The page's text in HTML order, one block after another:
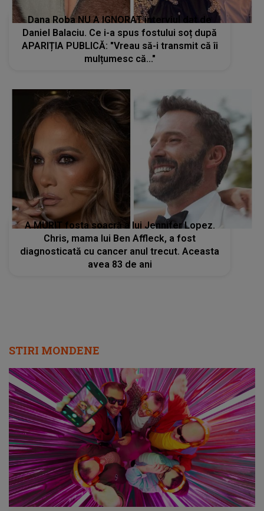
Dana Roba NU A IGNORAT interviul dat de
Daniel Balaciu. Ce i-a spus fostului soț după
APARIȚIA PUBLICĂ: "Vreau să-i transmit că îi
mulțumesc că..."
A MURIT fosta soacră a lui Jennifer Lopez.
Chris, mama lui Ben Affleck, a fost
diagnosticată cu cancer anul trecut. Aceasta
avea 83 de ani
STIRI MONDENE